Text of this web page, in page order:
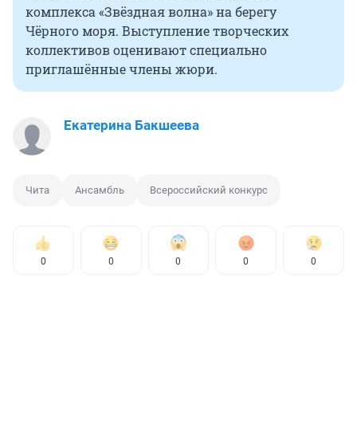
комплекса «Звёздная волна» на берегу
Чёрного моря. Выступление творческих
коллективов оценивают специально
приглашённые члены жюри.
Екатерина Бакшеева
Чита Ансамбль Всероссийский конкурс
0 0 0 0 0